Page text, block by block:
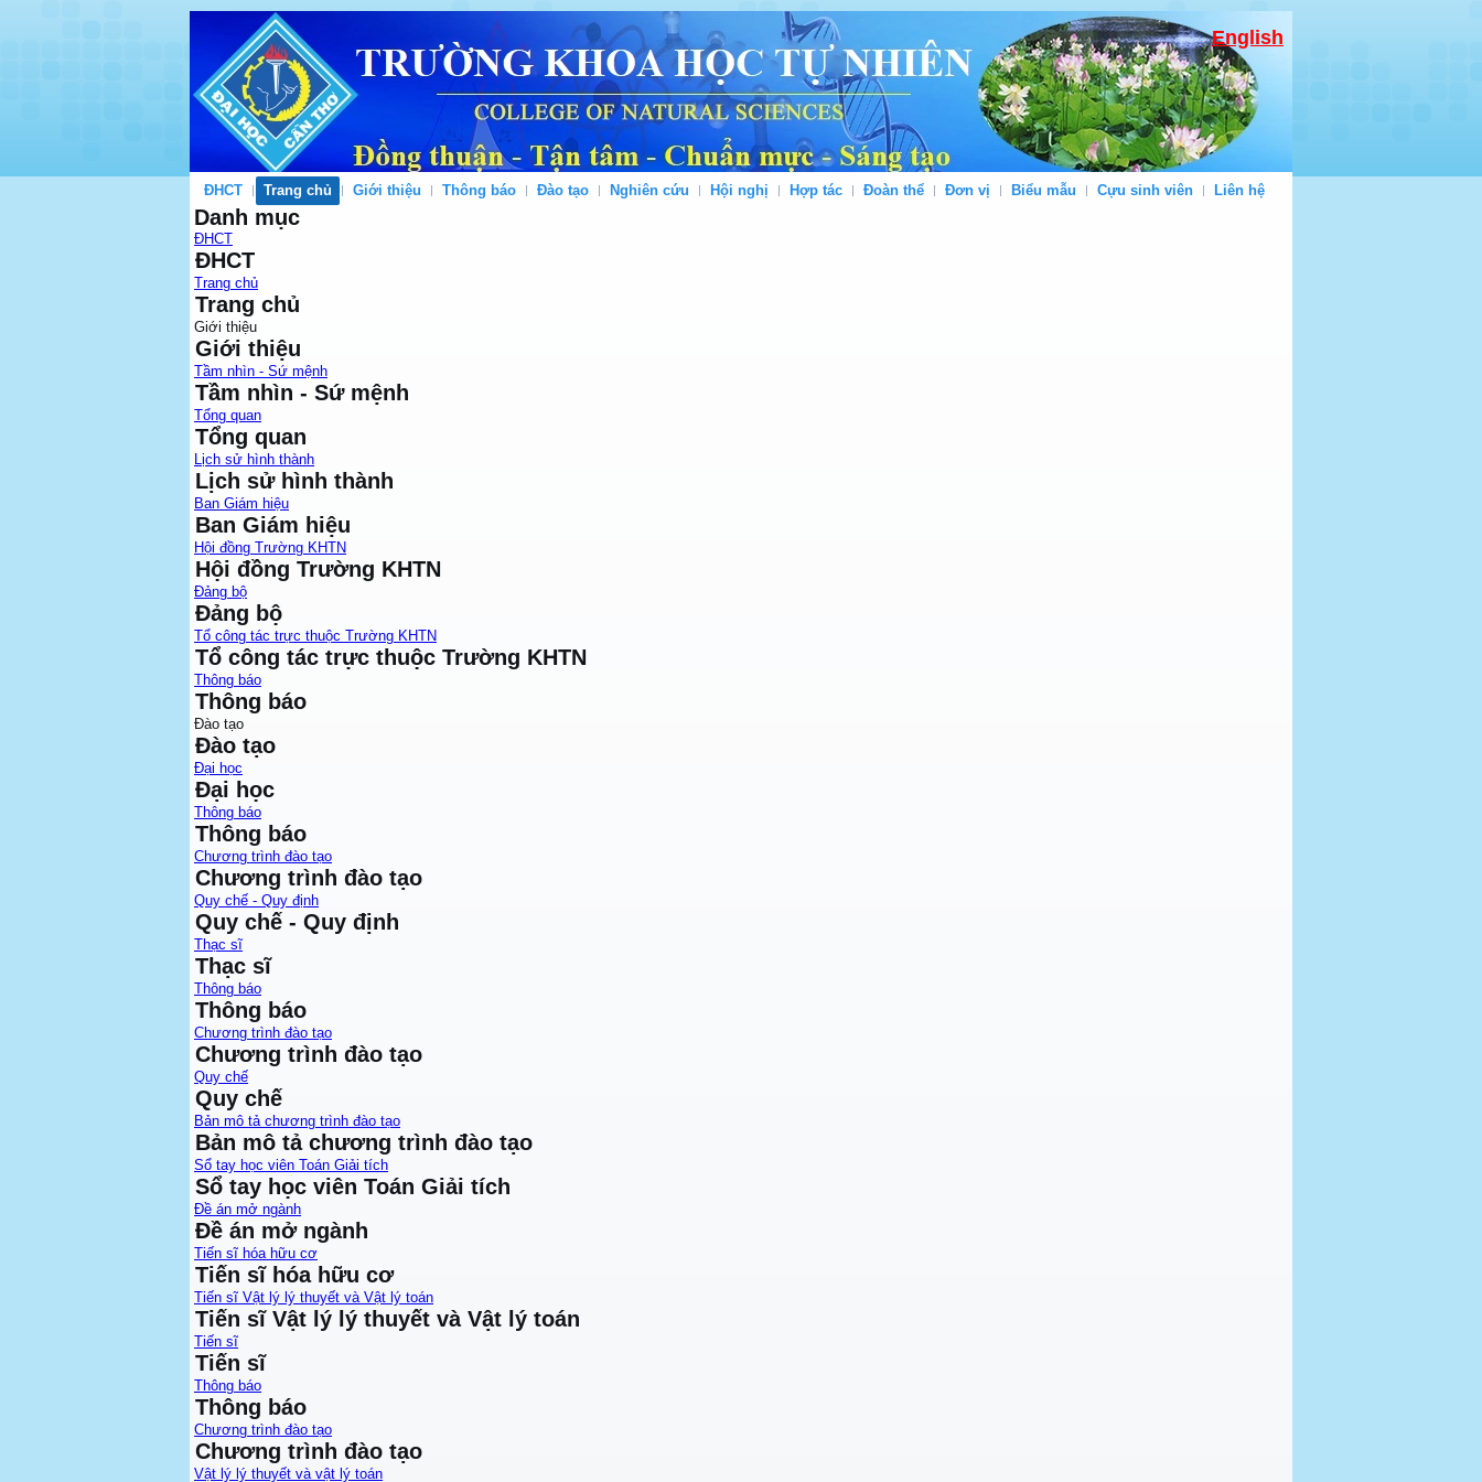
English
ĐHCT Trang chủ Giới thiệu Thông báo Đào tạo Nghiên cứu Hội nghị Hợp tác Đoàn thể Đơn vị Biểu mẫu Cựu sinh viên Liên hệ
Danh mục
ĐHCT
ĐHCT
Trang chủ
Trang chủ
Giới thiệu
Giới thiệu
Tầm nhìn - Sứ mệnh
Tầm nhìn - Sứ mệnh
Tổng quan
Tổng quan
Lịch sử hình thành
Lịch sử hình thành
Ban Giám hiệu
Ban Giám hiệu
Hội đồng Trường KHTN
Hội đồng Trường KHTN
Đảng bộ
Đảng bộ
Tổ công tác trực thuộc Trường KHTN
Tổ công tác trực thuộc Trường KHTN
Thông báo
Thông báo
Đào tạo
Đào tạo
Đại học
Đại học
Thông báo
Thông báo
Chương trình đào tạo
Chương trình đào tạo
Quy chế - Quy định
Quy chế - Quy định
Thạc sĩ
Thạc sĩ
Thông báo
Thông báo
Chương trình đào tạo
Chương trình đào tạo
Quy chế
Quy chế
Bản mô tả chương trình đào tạo
Bản mô tả chương trình đào tạo
Sổ tay học viên Toán Giải tích
Sổ tay học viên Toán Giải tích
Đề án mở ngành
Đề án mở ngành
Tiến sĩ hóa hữu cơ
Tiến sĩ hóa hữu cơ
Tiến sĩ Vật lý lý thuyết và Vật lý toán
Tiến sĩ Vật lý lý thuyết và Vật lý toán
Tiến sĩ
Tiến sĩ
Thông báo
Thông báo
Chương trình đào tạo
Chương trình đào tạo
Vật lý lý thuyết và vật lý toán